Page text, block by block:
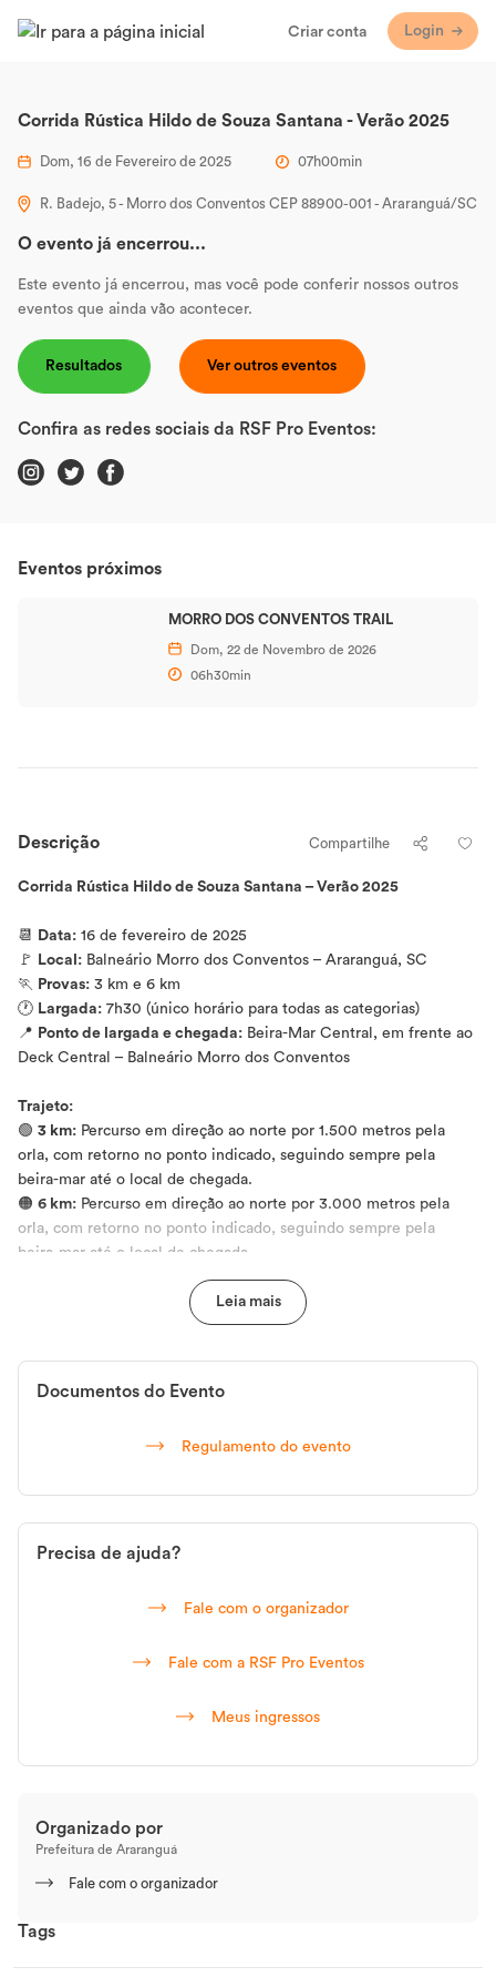
Criar conta Login
Corrida Rústica Hildo de Souza Santana - Verão 2025
Dom, 16 de Fevereiro de 2025 07h00min
R. Badejo, 5 - Morro dos Conventos CEP 88900-001 - Araranguá/SC
O evento já encerrou...
Este evento já encerrou, mas você pode conferir nossos outros
eventos que ainda vão acontecer.
Resultados Ver outros eventos
Confira as redes sociais da RSF Pro Eventos:
Eventos próximos
MORRO DOS CONVENTOS TRAIL
Dom, 22 de Novembro de 2026
06h30min
Descrição Compartilhe
Corrida Rústica Hildo de Souza Santana – Verão 2025
📆 Data: 16 de fevereiro de 2025
🚩
Local: Balneário Morro dos Conventos – Araranguá, SC
🏃
Provas: 3 km e 6 km
🕐 Largada: 7h30 (único horário para todas as categorias)
📍 Ponto de largada e chegada: Beira-Mar Central, em frente ao
Deck Central – Balneário Morro dos Conventos
Trajeto:
🟢 3 km: Percurso em direção ao norte por 1.500 metros pela
orla, com retorno no ponto indicado, seguindo sempre pela
beira-mar até o local de chegada.
🟠 6 km: Percurso em direção ao norte por 3.000 metros pela
orla, com retorno no ponto indicado, seguindo sempre pela
beira-mar até o local de chegada.
Informações Importantes:
A inscrição do atleta na prova implica na total aceitação e
regulamento antes da participação.
Participe e celebre o esporte, a saúde e a comunidade neste
grande evento esportivo no Verão 2025!
Documentos do Evento
Regulamento do evento
Precisa de ajuda?
Fale com o organizador
Fale com a RSF Pro Eventos
Meus ingressos
Organizado por
Prefeitura de Araranguá
Fale com o organizador
Tags